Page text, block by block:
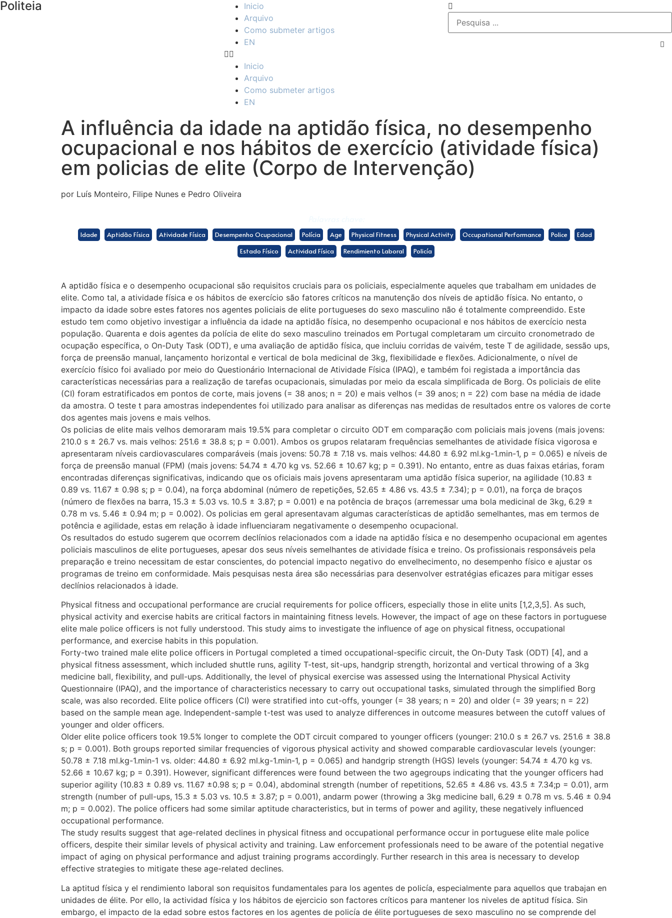
Politeia
Inicio
Arquivo
Como submeter artigos
EN
Inicio
Arquivo
Como submeter artigos
EN
A influência da idade na aptidão física, no desempenho
ocupacional e nos hábitos de exercício (atividade física)
em policias de elite (Corpo de Intervenção)
por Luís Monteiro, Filipe Nunes e Pedro Oliveira
Idade Aptidão Física Atividade Física Desempenho Ocupacional Polícia Age Physical Fitness Physical Activity Occupational Performance Police
Edad
Estado Físico
Actividad Física Rendimiento Laboral Policía
A aptidão física e o desempenho ocupacional são requisitos cruciais para os policiais, especialmente aqueles que trabalham em unidades de
elite. Como tal, a atividade física e os hábitos de exercício são fatores críticos na manutenção dos níveis de aptidão física. No entanto, o
impacto da idade sobre estes fatores nos agentes policiais de elite portugueses do sexo masculino não é totalmente compreendido. Este
estudo tem como objetivo investigar a influência da idade na aptidão física, no desempenho ocupacional e nos hábitos de exercício nesta
população. Quarenta e dois agentes da polícia de elite do sexo masculino treinados em Portugal completaram um circuito cronometrado de
ocupação específica, o On-Duty Task (ODT), e uma avaliação de aptidão física, que incluiu corridas de vaivém, teste T de agilidade, sessão ups,
força de preensão manual, lançamento horizontal e vertical de bola medicinal de 3kg, flexibilidade e flexões. Adicionalmente, o nível de
exercício físico foi avaliado por meio do Questionário Internacional de Atividade Física (IPAQ), e também foi registada a importância das
características necessárias para a realização de tarefas ocupacionais, simuladas por meio da escala simplificada de Borg. Os policiais de elite
(CI) foram estratificados em pontos de corte, mais jovens (= 38 anos; n = 20) e mais velhos (= 39 anos; n = 22) com base na média de idade
da amostra. O teste t para amostras independentes foi utilizado para analisar as diferenças nas medidas de resultados entre os valores de corte
dos agentes mais jovens e mais velhos.
Os policias de elite mais velhos demoraram mais 19.5% para completar o circuito ODT em comparação com policiais mais jovens (mais jovens:
210.0 s ± 26.7 vs. mais velhos: 251.6 ± 38.8 s; p = 0.001). Ambos os grupos relataram frequências semelhantes de atividade física vigorosa e
apresentaram níveis cardiovasculares comparáveis (mais jovens: 50.78 ± 7.18 vs. mais velhos: 44.80 ± 6.92 ml.kg-1.min-1, p = 0.065) e níveis de
força de preensão manual (FPM) (mais jovens: 54.74 ± 4.70 kg vs. 52.66 ± 10.67 kg; p = 0.391). No entanto, entre as duas faixas etárias, foram
encontradas diferenças significativas, indicando que os oficiais mais jovens apresentaram uma aptidão física superior, na agilidade (10.83 ±
0.89 vs. 11.67 ± 0.98 s; p = 0.04), na força abdominal (número de repetições, 52.65 ± 4.86 vs. 43.5 ± 7.34); p = 0.01), na força de braços
(número de flexões na barra, 15.3 ± 5.03 vs. 10.5 ± 3.87; p = 0.001) e na potência de braços (arremessar uma bola medicinal de 3kg, 6.29 ±
0.78 m vs. 5.46 ± 0.94 m; p = 0.002). Os policias em geral apresentavam algumas características de aptidão semelhantes, mas em termos de
potência e agilidade, estas em relação à idade influenciaram negativamente o desempenho ocupacional.
Os resultados do estudo sugerem que ocorrem declínios relacionados com a idade na aptidão física e no desempenho ocupacional em agentes
policiais masculinos de elite portugueses, apesar dos seus níveis semelhantes de atividade física e treino. Os profissionais responsáveis pela
preparação e treino necessitam de estar conscientes, do potencial impacto negativo do envelhecimento, no desempenho físico e ajustar os
programas de treino em conformidade. Mais pesquisas nesta área são necessárias para desenvolver estratégias eficazes para mitigar esses
declínios relacionados à idade.
Physical fitness and occupational performance are crucial requirements for police officers, especially those in elite units [1,2,3,5]. As such,
physical activity and exercise habits are critical factors in maintaining fitness levels. However, the impact of age on these factors in portuguese
elite male police officers is not fully understood. This study aims to investigate the influence of age on physical fitness, occupational
performance, and exercise habits in this population.
Forty-two trained male elite police officers in Portugal completed a timed occupational-specific circuit, the On-Duty Task (ODT) [4], and a
physical fitness assessment, which included shuttle runs, agility T-test, sit-ups, handgrip strength, horizontal and vertical throwing of a 3kg
medicine ball, flexibility, and pull-ups. Additionally, the level of physical exercise was assessed using the International Physical Activity
Questionnaire (IPAQ), and the importance of characteristics necessary to carry out occupational tasks, simulated through the simplified Borg
scale, was also recorded. Elite police officers (CI) were stratified into cut-offs, younger (= 38 years; n = 20) and older (= 39 years; n = 22)
based on the sample mean age. Independent-sample t-test was used to analyze differences in outcome measures between the cutoff values of
younger and older officers.
Older elite police officers took 19.5% longer to complete the ODT circuit compared to younger officers (younger: 210.0 s ± 26.7 vs. 251.6 ± 38.8
s; p = 0.001). Both groups reported similar frequencies of vigorous physical activity and showed comparable cardiovascular levels (younger:
50.78 ± 7.18 ml.kg-1.min-1 vs. older: 44.80 ± 6.92 ml.kg-1.min-1, p = 0.065) and handgrip strength (HGS) levels (younger: 54.74 ± 4.70 kg vs.
52.66 ± 10.67 kg; p = 0.391). However, significant differences were found between the two agegroups indicating that the younger officers had
superior agility (10.83 ± 0.89 vs. 11.67 ±0.98 s; p = 0.04), abdominal strength (number of repetitions, 52.65 ± 4.86 vs. 43.5 ± 7.34;p = 0.01), arm
strength (number of pull-ups, 15.3 ± 5.03 vs. 10.5 ± 3.87; p = 0.001), andarm power (throwing a 3kg medicine ball, 6.29 ± 0.78 m vs. 5.46 ± 0.94
m; p = 0.002). The police officers had some similar aptitude characteristics, but in terms of power and agility, these negatively influenced
occupational performance.
The study results suggest that age-related declines in physical fitness and occupational performance occur in portuguese elite male police
officers, despite their similar levels of physical activity and training. Law enforcement professionals need to be aware of the potential negative
impact of aging on physical performance and adjust training programs accordingly. Further research in this area is necessary to develop
effective strategies to mitigate these age-related declines.
La aptitud física y el rendimiento laboral son requisitos fundamentales para los agentes de policía, especialmente para aquellos que trabajan en
unidades de élite. Por ello, la actividad física y los hábitos de ejercicio son factores críticos para mantener los niveles de aptitud física. Sin
embargo, el impacto de la edad sobre estos factores en los agentes de policía de élite portugueses de sexo masculino no se comprende del